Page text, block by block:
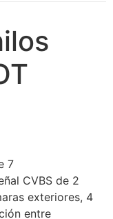
7
CVBS de 2
exteriores, 4
entre